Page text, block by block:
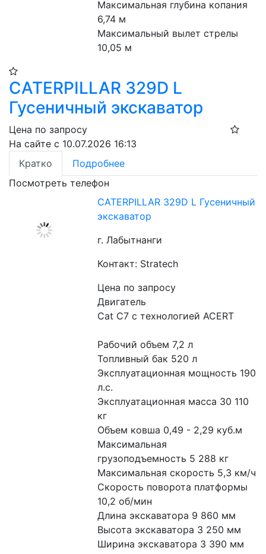
Максимальная глубина копания
6,74 м
Максимальный вылет стрелы
10,05 м
CATERPILLAR 329D L
Гусеничный экскаватор
Цена по запросу
На сайте с 10.07.2026 16:13
Кратко
Подробнее
Посмотреть телефон
CATERPILLAR 329D L Гусеничный
экскаватор
г. Лабытнанги
Контакт: Stratech
Цена по запросу
Двигатель
Cat C7 с технологией ACERT
Рабочий объем 7,2 л
Топливный бак 520 л
Эксплуатационная мощность 190
л.с.
Эксплуатационная масса 30 110
кг
Объем ковша 0,49 - 2,29 куб.м
Максимальная
грузоподъемность 5 288 кг
Максимальная скорость 5,3 км/ч
Скорость поворота платформы
10,2 об/мин
Длина экскаватора 9 860 мм
Высота экскаватора 3 250 мм
Ширина экскаватора 3 390 мм